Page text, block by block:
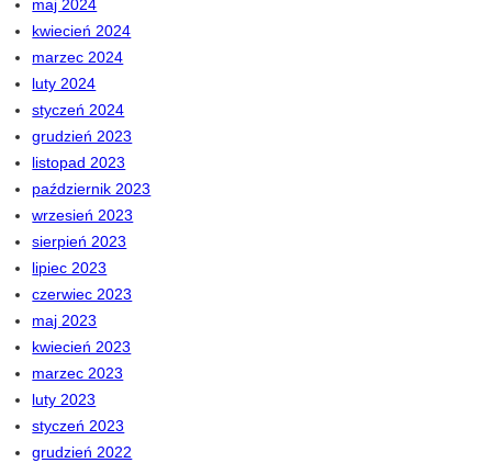
maj 2024
kwiecień 2024
marzec 2024
luty 2024
styczeń 2024
grudzień 2023
listopad 2023
październik 2023
wrzesień 2023
sierpień 2023
lipiec 2023
czerwiec 2023
maj 2023
kwiecień 2023
marzec 2023
luty 2023
styczeń 2023
grudzień 2022